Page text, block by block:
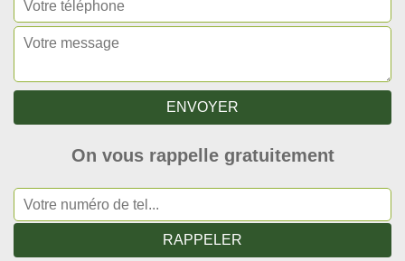
On vous rappelle gratuitement